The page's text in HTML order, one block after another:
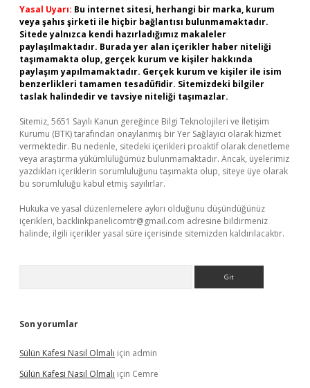
Yasal Uyarı: Bu internet sitesi, herhangi bir marka, kurum
veya şahıs şirketi ile hiçbir bağlantısı bulunmamaktadır.
Sitede yalnızca kendi hazırladığımız makaleler
paylaşılmaktadır. Burada yer alan içerikler haber niteliği
taşımamakta olup, gerçek kurum ve kişiler hakkında
paylaşım yapılmamaktadır. Gerçek kurum ve kişiler ile isim
benzerlikleri tamamen tesadüfidir. Sitemizdeki bilgiler
taslak halindedir ve tavsiye niteliği taşımazlar.
Sitemiz, 5651 Sayılı Kanun gereğince Bilgi Teknolojileri ve İletişim
Kurumu (BTK) tarafından onaylanmış bir Yer Sağlayıcı olarak hizmet
vermektedir. Bu nedenle, sitedeki içerikleri proaktif olarak denetleme
veya araştırma yükümlülüğümüz bulunmamaktadır. Ancak, üyelerimiz
yazdıkları içeriklerin sorumluluğunu taşımakta olup, siteye üye olarak
bu sorumluluğu kabul etmiş sayılırlar.
Hukuka ve yasal düzenlemelere aykırı olduğunu düşündüğünüz
içerikleri, backlinkpanelicomtr@gmail.com adresine bildirmeniz
halinde, ilgili içerikler yasal süre içerisinde sitemizden kaldırılacaktır.
Son yorumlar
Sülün Kafesi Nasıl Olmalı için admin
Sülün Kafesi Nasıl Olmalı için Cemre